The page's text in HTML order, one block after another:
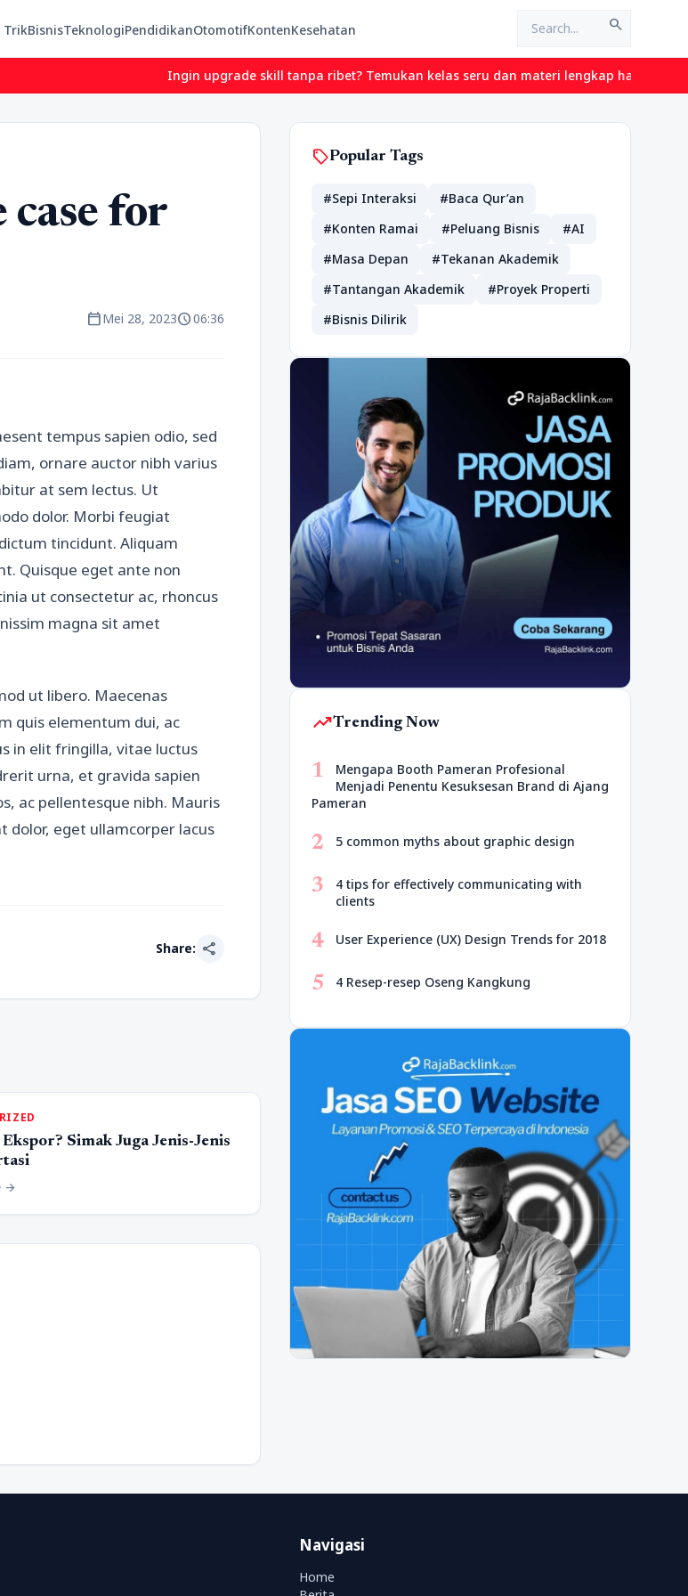
TrikBisnisTeknologiPendidikanOtomotifKontenKesehatan search
Ingin upgrade skill tanpa ribet? Temukan kelas seru dan materi lengkap hanya di
case for
calendar_todayMei 28, 2023schedule06:36
tempus sapien odio, sed
ornare auctor nibh varius
at sem lectus. Ut
dolor. Morbi feugiat
tincidunt. Aliquam
Quisque eget ante non
ut consectetur ac, rhoncus
magna sit amet
ut libero. Maecenas
quis elementum dui, ac
in elit fringilla, vitae luctus
urna, et gravida sapien
ac pellentesque nibh. Mauris
eget ullamcorper lacus
Share: share
Ekspor? Simak Juga Jenis-Jenis
arrow_forward
sellPopular Tags
#Sepi Interaksi
#Baca Qur’an
#Konten Ramai
#Peluang Bisnis
#AI
#Masa Depan
#Tekanan Akademik
#Tantangan Akademik
#Proyek Properti
#Bisnis Dilirik
trending_upTrending Now
1
Mengapa Booth Pameran Profesional
Menjadi Penentu Kesuksesan Brand di Ajang
Pameran
2 5 common myths about graphic design
3
4 tips for effectively communicating with
clients
4 User Experience (UX) Design Trends for 2018
5 4 Resep-resep Oseng Kangkung
Navigasi
Home